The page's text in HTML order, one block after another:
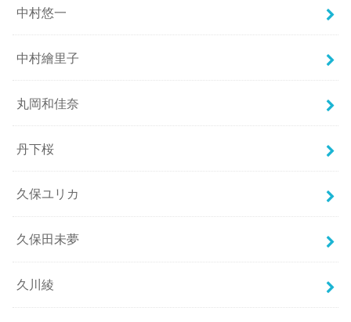
中村悠一
中村繪里子
丸岡和佳奈
丹下桜
久保ユリカ
久保田未夢
久川綾